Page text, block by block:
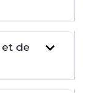
de